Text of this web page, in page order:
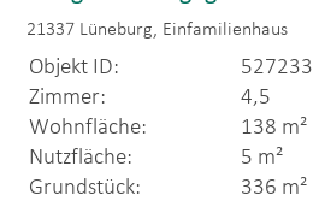
21337 Lüneburg, Einfamilienhaus
Objekt ID:
527233
Zimmer:
4,5
Wohnfläche:
138 m²
Nutzfläche:
5 m²
Grundstück:
336 m²